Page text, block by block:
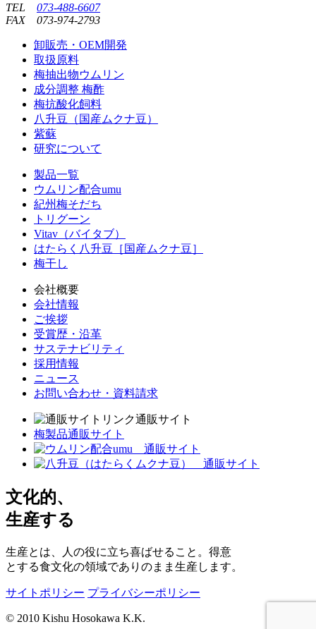
TEL 073-488-6607
FAX 073-974-2793
卸販売・OEM開発
取扱原料
梅抽出物ウムリン
成分調整 梅酢
梅抗酸化飼料
八升豆（国産ムクナ豆）
紫蘇
研究について
製品一覧
ウムリン配合umu
紀州梅そだち
トリグーン
Vitav（バイタブ）
はたらく八升豆［国産ムクナ豆］
梅干し
会社概要
会社情報
ご挨拶
受賞歴・沿革
サステナビリティ
採用情報
ニュース
お問い合わせ・資料請求
通販サイト
梅製品通販サイト
文化的、
生産する
生産とは、人の役に立ち喜ばせること。得意
とする食文化の領域でありのまま生産します。
サイトポリシー プライバシーポリシー
© 2010 Kishu Hosokawa K.K.